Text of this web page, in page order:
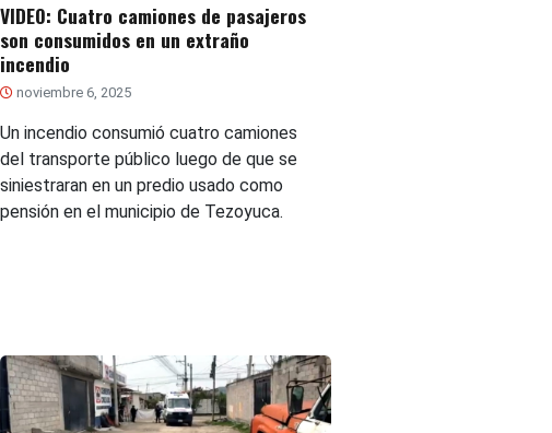
VIDEO: Cuatro camiones de pasajeros
son consumidos en un extraño
incendio
noviembre 6, 2025
Un incendio consumió cuatro camiones
del transporte público luego de que se
siniestraran en un predio usado como
pensión en el municipio de Tezoyuca.